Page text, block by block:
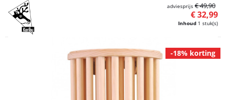
Inhoud 1 stuk(s)
€ 32,99
adviesprijs € 49,90
-18% korting